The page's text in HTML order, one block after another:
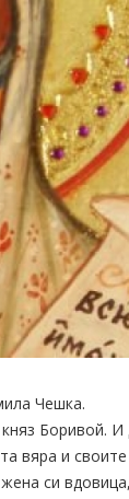
Чешка.
Боривой. И
вяра и
си